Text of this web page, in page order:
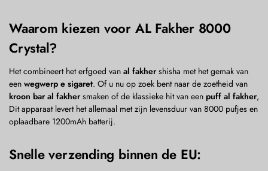
Waarom kiezen voor AL Fakher 8000
Crystal?
Het combineert het erfgoed van al fakher shisha met het gemak van
een wegwerp e sigaret. Of u nu op zoek bent naar de zoetheid van
kroon bar al fakher smaken of de klassieke hit van een puff al fakher,
Dit apparaat levert het allemaal met zijn levensduur van 8000 pufjes en
oplaadbare 1200mAh batterij.
Snelle verzending binnen de EU: